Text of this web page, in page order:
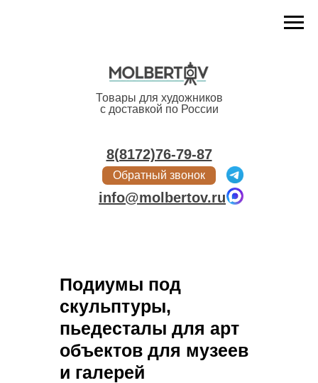
8(8172)76-79-87
Обратный звонок
Товары для художников
с доставкой по России
info@molbertov.ru
Подиумы под
скульптуры,
пьедесталы для арт
объектов для музеев
и галерей